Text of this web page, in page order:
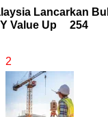
Lancarkan
Value Up
254
2